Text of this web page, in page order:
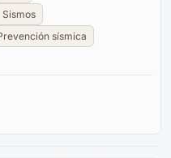
Sismos
sísmica